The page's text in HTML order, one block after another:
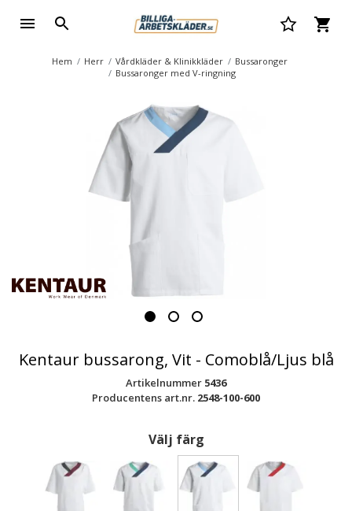
Hem Herr Vårdkläder & Klinikkläder
Bussaronger
Bussaronger med V-ringning
Kentaur bussarong, Vit - Comoblå/Ljus blå
Artikelnummer 5436
Producentens art.nr. 2548-100-600
Välj färg